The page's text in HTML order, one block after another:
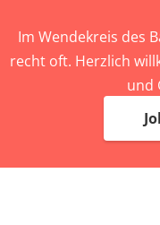
Im Wendekreis des
recht oft. Herzlich
und